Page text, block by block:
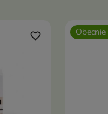
i
favorite_border